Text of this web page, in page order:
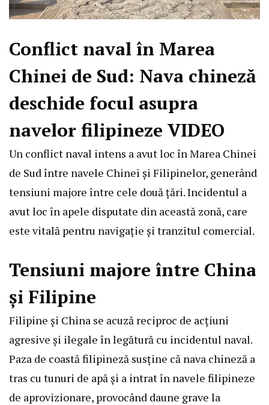
Conflict naval în Marea
Chinei de Sud: Nava chineză
deschide focul asupra
navelor filipineze VIDEO
Un conflict naval intens a avut loc în Marea Chinei
de Sud între navele Chinei și Filipinelor, generând
tensiuni majore între cele două țări. Incidentul a
avut loc în apele disputate din această zonă, care
este vitală pentru navigație și tranzitul comercial.
Tensiuni majore între China
și Filipine
Filipine și China se acuză reciproc de acțiuni
agresive și ilegale în legătură cu incidentul naval.
Paza de coastă filipineză susține că nava chineză a
tras cu tunuri de apă și a intrat în navele filipineze
de aprovizionare, provocând daune grave la